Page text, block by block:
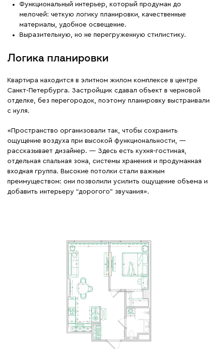
Функциональный интерьер, который продуман до
мелочей: четкую логику планировки, качественные
материалы, удобное освещение.
Выразительную, но не перегруженную стилистику.
Логика планировки
Квартира находится в элитном жилом комплексе в центре
Санкт-Петербурга. Застройщик сдавал объект в черновой
отделке, без перегородок, поэтому планировку выстраивали
с нуля.
«Пространство организовали так, чтобы сохранить
ощущение воздуха при высокой функциональности, —
рассказывает дизайнер. — Здесь есть кухня-гостиная,
отдельная спальная зона, системы хранения и продуманная
входная группа. Высокие потолки стали важным
преимуществом: они позволили усилить ощущение объема и
добавить интерьеру “дорогого” звучания».